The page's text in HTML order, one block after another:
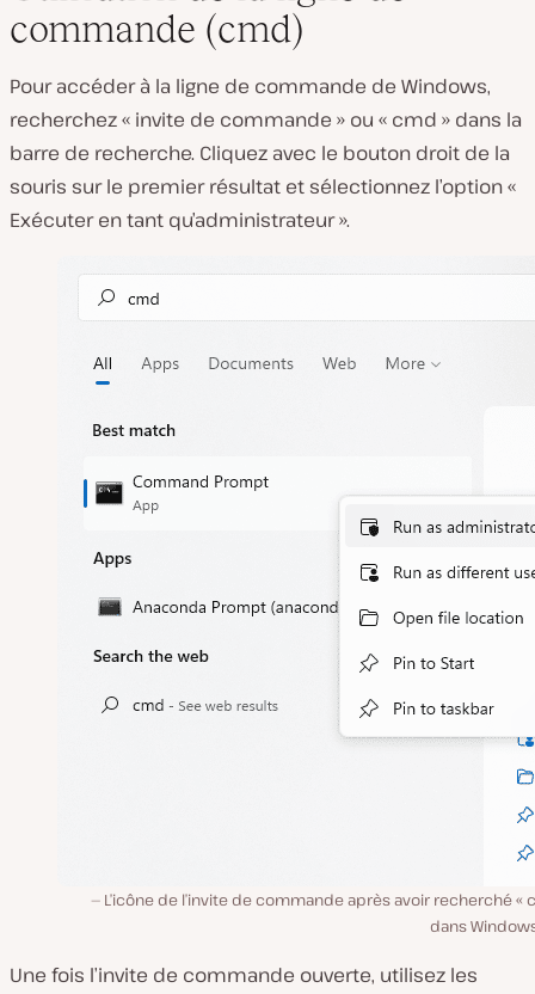
commande (cmd)
Pour accéder à la ligne de commande de Windows,
recherchez « invite de commande » ou « cmd » dans la
barre de recherche. Cliquez avec le bouton droit de la
souris sur le premier résultat et sélectionnez l’option «
Exécuter en tant qu’administrateur ».
L’icône de l’invite de commande après avoir recherché «
dans Windows
Une fois l’invite de commande ouverte, utilisez les